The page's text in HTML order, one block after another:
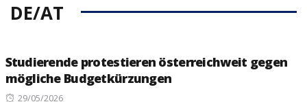
DE/AT
Studierende protestieren österreichweit gegen
mögliche Budgetkürzungen
Posted
29/05/2026